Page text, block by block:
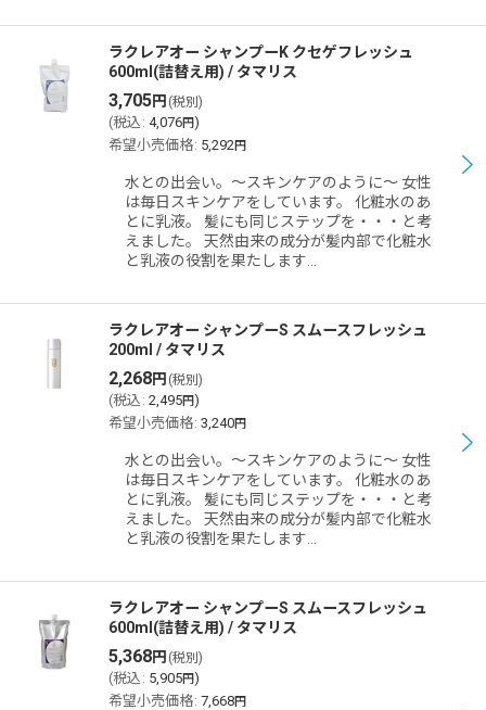
ラクレアオー シャンプーK クセゲフレッシュ
600ml(詰替え用) / タマリス
3,705円 (税別)
(税込 : 4,076円)
希望小売価格: 5,292 円
水との出会い。〜スキンケアのように〜 女性
は毎日スキンケアをしています。 化粧水のあ
とに乳液。 髪にも同じステップを・・・と考
えました。 天然由来の成分が髪内部で化粧水
と乳液の役割を果たします…
ラクレアオー シャンプーS スムースフレッシュ
200ml / タマリス
2,268円 (税別)
(税込 : 2,495円)
希望小売価格: 3,240円
水との出会い。〜スキンケアのように〜 女性
は毎日スキンケアをしています。 化粧水のあ
とに乳液。 髪にも同じステップを・・・と考
えました。 天然由来の成分が髪内部で化粧水
と乳液の役割を果たします…
ラクレアオー シャンプーS スムースフレッシュ
600ml(詰替え用) / タマリス
5,368円 (税別)
(税込 : 5,905円)
希望小売価格: 7,668円